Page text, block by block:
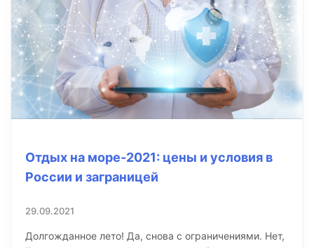
Отдых на море-2021: цены и условия в
России и заграницей
29.09.2021
Долгожданное лето! Да, снова с ограничениями. Нет,